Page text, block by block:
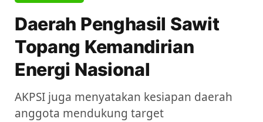
Daerah Penghasil Sawit
Topang Kemandirian
Energi Nasional
AKPSI juga menyatakan kesiapan daerah
anggota mendukung target